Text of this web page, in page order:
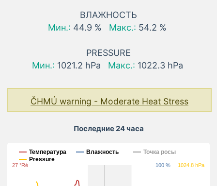
ВЛАЖНОСТЬ
Мин.: 44.9 % Макс.: 54.2 %
PRESSURE
Мин.: 1021.2 hPa Макс.: 1022.3 hPa
ČHMÚ warning - Moderate Heat Stress
Последние 24 часа
Последние 24 часа
Температура Влажность
Точка росы
Pressure
27 °Ré 100 % 1024.8 hPa